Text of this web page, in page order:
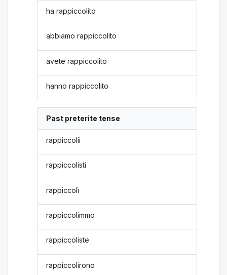
ha rappiccolito
abbiamo rappiccolito
avete rappiccolito
hanno rappiccolito
Past preterite tense
rappiccolii
rappiccolisti
rappiccolì
rappiccolimmo
rappiccoliste
rappiccolirono